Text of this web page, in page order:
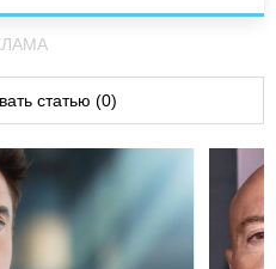
статью (0)